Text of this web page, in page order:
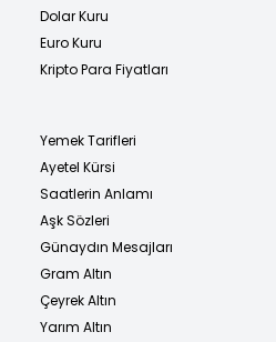
Dolar Kuru
Euro Kuru
Kripto Para Fiyatları
Yemek Tarifleri
Ayetel Kürsi
Saatlerin Anlamı
Aşk Sözleri
Günaydın Mesajları
Gram Altın
Çeyrek Altın
Yarım Altın